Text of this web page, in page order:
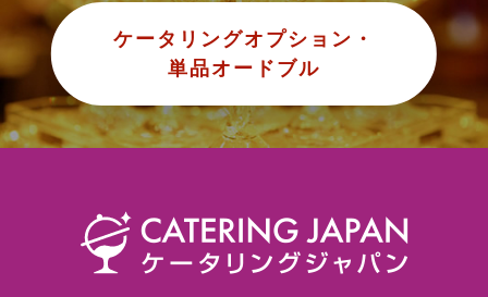
ケータリングオプション・
単品オードブル